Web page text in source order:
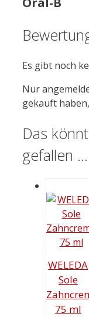
Es gibt noch
Nur
gekauft
Das
gefallen …
WELEDA
Sole
75 ml